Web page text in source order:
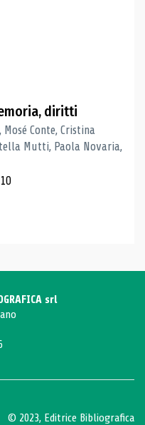
diritti
Conte, Cristina
Mutti, Paola Novaria,
srl
© 2023, Editrice Bibliografica